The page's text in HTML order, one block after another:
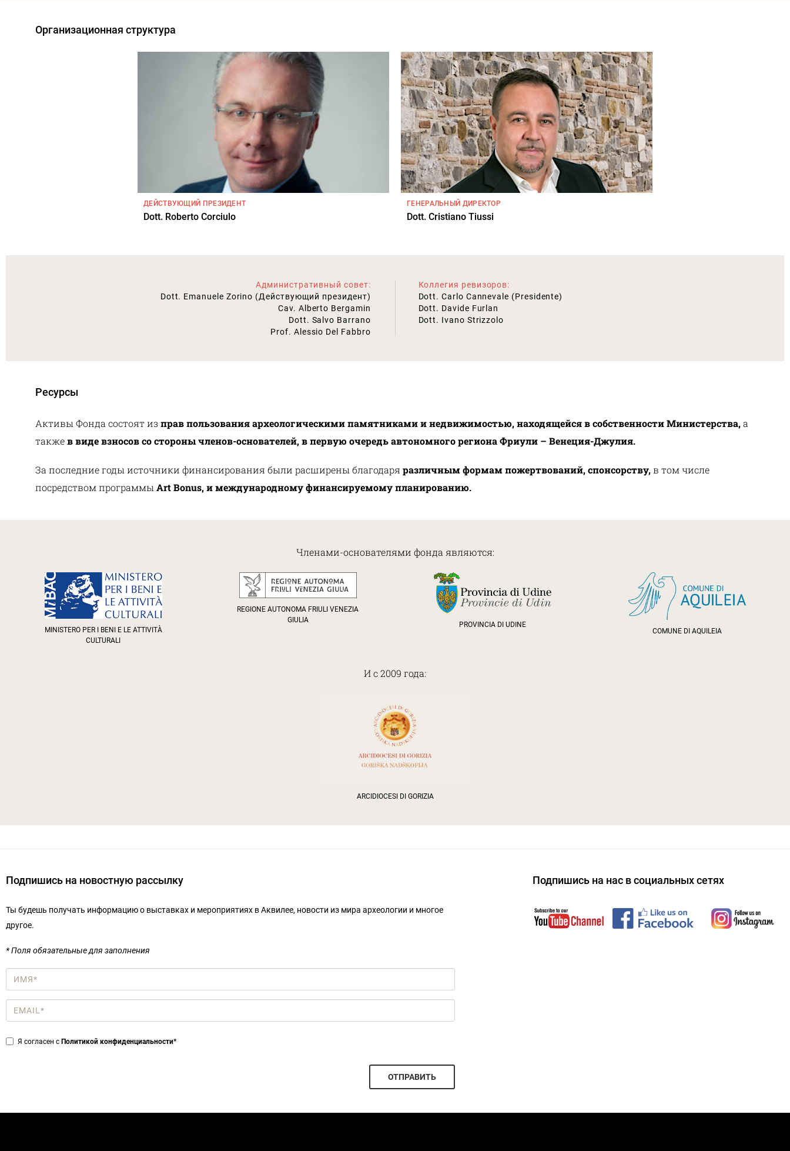
Организационная структура
ДЕЙСТВУЮЩИЙ ПРЕЗИДЕНТ
Dott. Roberto Corciulo
ГЕНЕРАЛЬНЫЙ ДИРЕКТОР
Dott. Cristiano Tiussi
Административный совет:
Dott. Emanuele Zorino (Действующий президент)
Cav. Alberto Bergamin
Dott. Salvo Barrano
Prof. Alessio Del Fabbro
Коллегия ревизоров:
Dott. Carlo Cannevale (Presidente)
Dott. Davide Furlan
Dott. Ivano Strizzolo
Ресурсы
Активы Фонда состоят изправ пользования археологическими памятниками и недвижимостью, находящейся в собственности Министерства,а
такжев виде взносов со стороны членов-основателей, в первую очередь автономного региона Фриули – Венеция-Джулия.
За последние годы источники финансирования были расширены благодаря различным формам пожертвований, спонсорству,в том числе
посредством программы Art Bonus, и международному финансируемому планированию.
Членами-основателями фонда являются:
MINISTERO PER I BENI E LE ATTIVITÀ
CULTURALI
REGIONE AUTONOMA FRIULI VENEZIA
GIULIA
PROVINCIA DI UDINE
COMUNE DI AQUILEIA
И с 2009 года:
ARCIDIOCESI DI GORIZIA
Подпишись на новостную рассылку
Ты будешь получать информацию о выставках и мероприятиях в Аквилее, новости из мира археологии и многое
другое.
* Поля обязательные для заполнения
Имя
*
Email
*
Privacy
Я согласен с Политикой конфиденциальности*
ОТПРАВИТЬ
Подпишись на нас в социальных сетях